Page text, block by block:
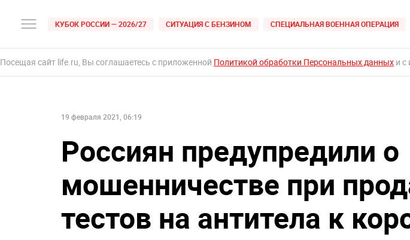
КУБОК РОССИИ — 2026/27 СИТУАЦИЯ С БЕНЗИНОМ СПЕЦИАЛЬНАЯ ВОЕННАЯ ОПЕРАЦИЯ
Посещая сайт life.ru, Вы соглашаетесь с приложенной Политикой обработки Персональных данных и с
19 февраля 2021, 06:19
Россиян предупредили о
мошенничестве при
тестов на антитела к